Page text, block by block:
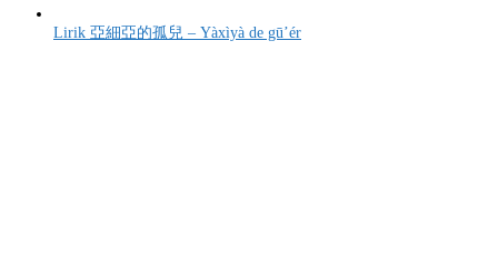
Lirik 亞細亞的孤兒 – Yàxìyà de gū’ér